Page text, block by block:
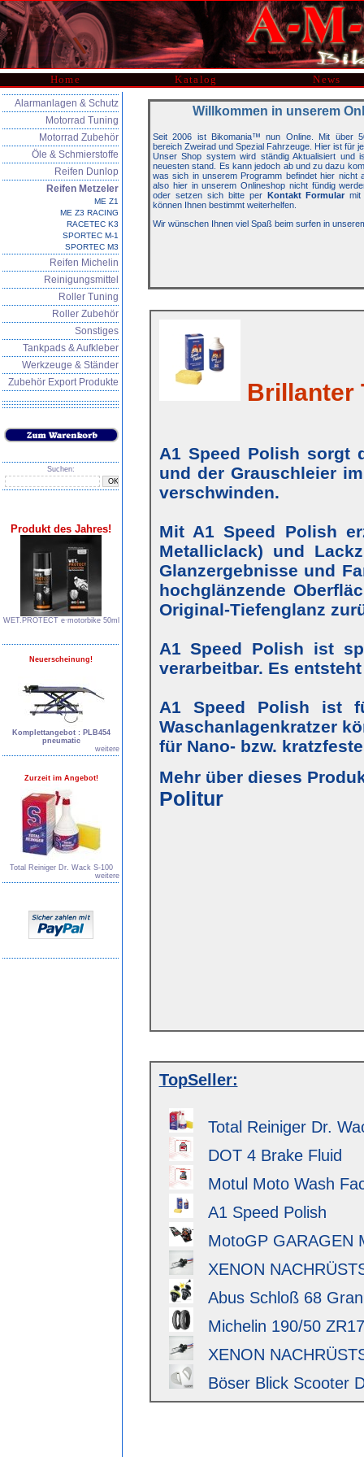
Home Katalog News
Alarmanlagen & Schutz
Motorrad Tuning
Motorrad Zubehör
Öle & Schmierstoffe
Reifen Dunlop
Reifen Metzeler
ME Z1
ME Z3 RACING
RACETEC K3
SPORTEC M-1
SPORTEC M3
Reifen Michelin
Reinigungsmittel
Roller Tuning
Roller Zubehör
Sonstiges
Tankpads & Aufkleber
Werkzeuge & Ständer
Zubehör Export Produkte
Suchen:
Produkt des Jahres!
WET.PROTECT e∙motorbike 50ml
Neuerscheinung!
Komplettangebot : PLB454
pneumatic
weitere
Zurzeit im Angebot!
Total Reiniger Dr. Wack S-100
weitere
Willkommen in unserem
Seit 2006 ist Bikomania™ nun Online. Mit über
bereich Zweirad und Spezial Fahrzeuge. Hier ist für
Unser Shop system wird ständig Aktualisiert und
neuesten stand. Es kann jedoch ab und zu dazu
was sich in unserem Programm befindet hier nicht
also hier in unserem Onlineshop nicht fündig
oder setzen sich bitte per Kontakt Formularmit
können Ihnen bestimmt weiterhelfen.
Wir wünschen Ihnen viel Spaß beim surfen in
Brillanter
A1 Speed Polish sorgt
und der Grauschleier
verschwinden.
Mit A1 Speed Polish
Metalliclack) und
Glanzergebnisse und
hochglänzende
Original-Tiefenglanz
A1 Speed Polish ist
verarbeitbar. Es
A1 Speed Polish ist
Waschanlagenkratzer
für Nano- bzw.
Mehr über dieses
Politur
TopSeller:
Total Reiniger Dr.
DOT 4 Brake Fluid
Motul Moto Wash
A1 Speed Polish
MotoGP GARAGEN
XENON
Abus Schloß 68
Michelin 190/50
XENON
Böser Blick Scooter